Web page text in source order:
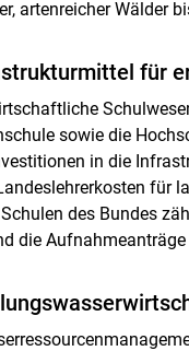
artenreicher Wälder
für
sowie die
in die
für
des Bundes
die